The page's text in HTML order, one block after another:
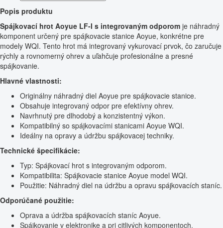
Popis produktu
Spájkovací hrot Aoyue LF-I s integrovaným odporom je náhradný
komponent určený pre spájkovacie stanice Aoyue, konkrétne pre
modely WQI. Tento hrot má integrovaný vykurovací prvok, čo zaručuje
rýchly a rovnomerný ohrev a uľahčuje profesionálne a presné
spájkovanie.
Hlavné vlastnosti:
Originálny náhradný diel Aoyue pre spájkovacie stanice.
Obsahuje integrovaný odpor pre efektívny ohrev.
Navrhnutý pre dlhodobý a konzistentný výkon.
Kompatibilný so spájkovacími stanicami Aoyue WQI.
Ideálny na opravy a údržbu spájkovacej techniky.
Technické špecifikácie:
Typ: Spájkovací hrot s integrovaným odporom.
Kompatibilita: Spájkovacie stanice Aoyue model WQI.
Použitie: Náhradný diel na údržbu a opravu spájkovacích staníc.
Odporúčané použitie:
Oprava a údržba spájkovacích staníc Aoyue.
Spájkovanie v elektronike a pri citlivých komponentoch.